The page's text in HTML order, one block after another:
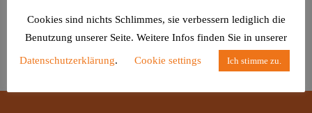
Cookies sind nichts Schlimmes, sie verbessern lediglich die
Benutzung unserer Seite. Weitere Infos finden Sie in unserer
Datenschutzerklärung. Cookie settings Ich stimme zu.